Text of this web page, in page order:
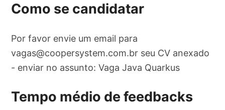
Como se candidatar
Por favor envie um email para
vagas@coopersystem.com.br seu CV anexado
- enviar no assunto: Vaga Java Quarkus
Tempo médio de feedbacks